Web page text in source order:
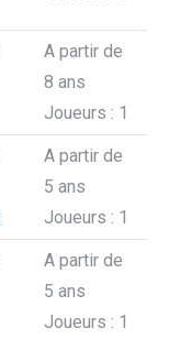
A partir de
8 ans
Joueurs : 1
A partir de
5 ans
Joueurs : 1
A partir de
5 ans
Joueurs : 1